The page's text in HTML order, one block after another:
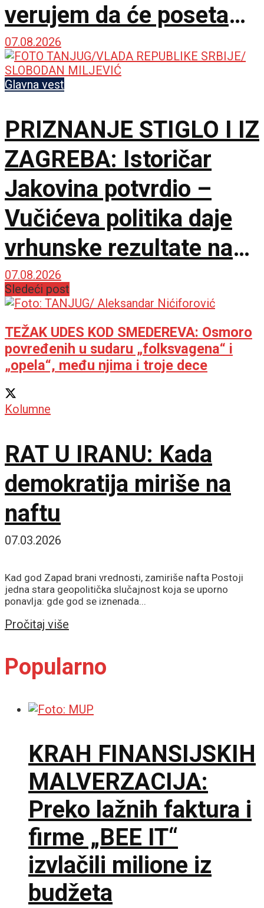
verujem da će poseta
doprineti razvoju
odnosa
07.08.2026
Glavna vest
PRIZNANJE STIGLO I IZ
ZAGREBA: Istoričar
Jakovina potvrdio –
Vučićeva politika daje
vrhunske rezultate na
međunarodnoj sceni
07.08.2026
Sledeći post
TEŽAK UDES KOD SMEDEREVA: Osmoro
povređenih u sudaru „folksvagena“ i
„opela“, među njima i troje dece
Kolumne
RAT U IRANU: Kada
demokratija miriše na
naftu
07.03.2026
Kad god Zapad brani vrednosti, zamiriše nafta Postoji
jedna stara geopolitička slučajnost koja se uporno
ponavlja: gde god se iznenada...
Pročitaj više
Popularno
KRAH FINANSIJSKIH
MALVERZACIJA:
Preko lažnih faktura i
firme „BEE IT“
izvlačili milione iz
budžeta